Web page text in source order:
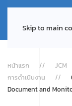
Skip to main
หน้าแรก JCM
การดำเนินงาน
Document and